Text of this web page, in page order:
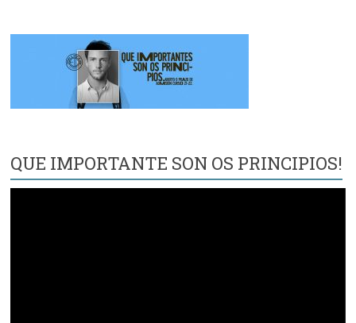
QUE IMPORTANTE SON OS PRINCIPIOS!